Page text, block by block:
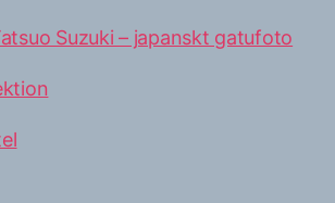
Suzuki – japanskt gatufoto